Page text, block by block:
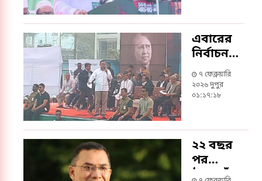
এবারের
নির্বাচন
হবে দেশ
পুনর্গঠনের
লড়াই:
রহমান
৭ ফেব্রুয়ারি
২০২৬ দুপুর
০১:১৭:১৮
২২ বছর
পর
ঠাকুরগাঁও